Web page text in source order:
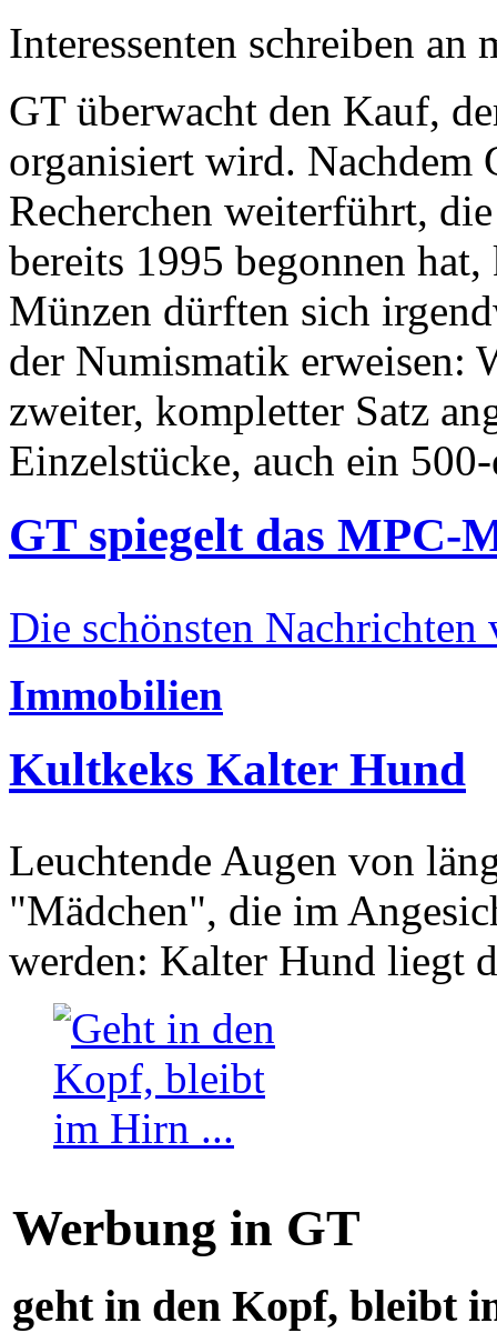
Interessenten schreiben
GT überwacht den Kauf,
organisiert wird. Nachdem
Recherchen weiterführt,
bereits 1995 begonnen
Münzen dürften sich
der Numismatik erweisen:
zweiter, kompletter Satz
Einzelstücke, auch ein
GT spiegelt das MPC-
Die schönsten Nachrichten
Immobilien
Kultkeks Kalter Hund
Leuchtende Augen von
"Mädchen", die im
werden: Kalter Hund liegt
Werbung in GT
geht in den Kopf, bleibt